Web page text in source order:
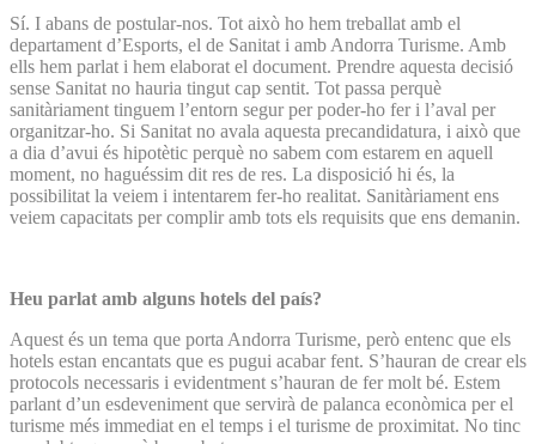
Sí. I abans de postular-nos. Tot això ho hem treballat amb el
departament d’Esports, el de Sanitat i amb Andorra Turisme. Amb
ells hem parlat i hem elaborat el document. Prendre aquesta decisió
sense Sanitat no hauria tingut cap sentit. Tot passa perquè
sanitàriament tinguem l’entorn segur per poder-ho fer i l’aval per
organitzar-ho. Si Sanitat no avala aquesta precandidatura, i això que
a dia d’avui és hipotètic perquè no sabem com estarem en aquell
moment, no haguéssim dit res de res. La disposició hi és, la
possibilitat la veiem i intentarem fer-ho realitat. Sanitàriament ens
veiem capacitats per complir amb tots els requisits que ens demanin.
Heu parlat amb alguns hotels del país?
Aquest és un tema que porta Andorra Turisme, però entenc que els
hotels estan encantats que es pugui acabar fent. S’hauran de crear els
protocols necessaris i evidentment s’hauran de fer molt bé. Estem
parlant d’un esdeveniment que servirà de palanca econòmica per el
turisme més immediat en el temps i el turisme de proximitat. No tinc